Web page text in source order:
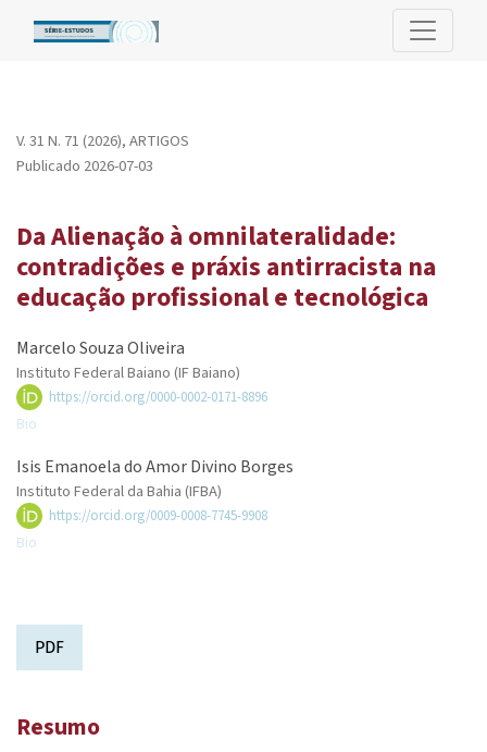
Da Alienação à omnilateralidade: contradições e práxis
V. 31 N. 71 (2026),ARTIGOS
Da Alienação à omnilateralidade:
contradições e práxis antirracista na
educação profissional e tecnológica
Publicado 2026-07-03
Marcelo Souza Oliveira
Instituto Federal Baiano (IF Baiano)
https://orcid.org/0000-0002-0171-8896
Bio
Isis Emanoela do Amor Divino Borges
Instituto Federal da Bahia (IFBA)
https://orcid.org/0009-0008-7745-9908
Bio
PDF
Resumo